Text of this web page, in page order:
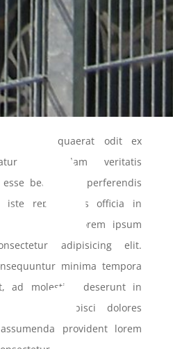
quaerat odit ex
quibusdam veritatis
beatae hic perferendis
iste repellendus officia in
Consectetur, Lorem ipsum
adipisicing elit.
minima tempora
ad molestias deserunt in
culpa adipisci dolores
provident lorem